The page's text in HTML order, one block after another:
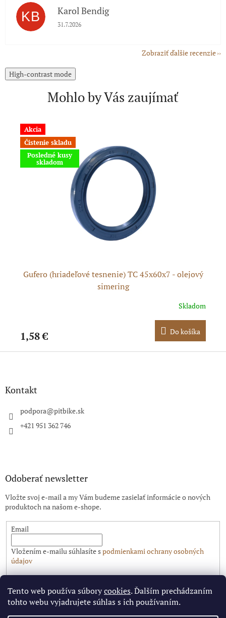
Tento web používa súborycookies. Ďalším prechádzaním
tohto webu vyjadrujete súhlas s ich používaním.
KB Karol Bendig
Hodnotenie obchodu je 5 z 5 hviezdičiek.
31.7.2026
Zobraziť ďalšie recenzie
High-contrast mode
Mohlo by Vás zaujímať
Akcia
Čistenie skladu
Posledné kusy
skladom
Gufero (hriadeľové tesnenie) TC 45x60x7 - olejový
simering
Skladom
1,58 € Do košíka
Z
Kontakt
podpora@pitbike.sk
+421 951 362 746
Odoberať newsletter
Vložte svoj e-mail a my Vám budeme zasielať informácie o nových
produktoch na našom e-shope.
Email
Vložením e-mailu súhlasíte spodmienkami ochrany osobných
údajov